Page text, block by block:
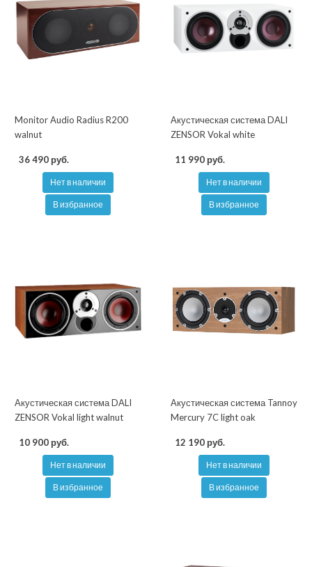
Monitor Audio Radius R200
walnut
36 490 руб.
Нет в наличии
В избранное
Акустическая система DALI
ZENSOR Vokal white
11 990 руб.
Нет в наличии
В избранное
Акустическая система DALI
ZENSOR Vokal light walnut
10 900 руб.
Нет в наличии
В избранное
Акустическая система Tannoy
Mercury 7C light oak
12 190 руб.
Нет в наличии
В избранное